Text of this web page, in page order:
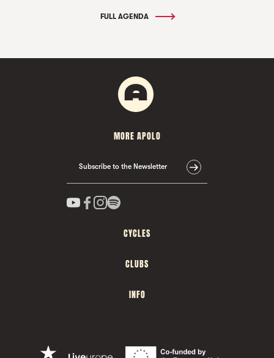
FULL AGENDA
MORE APOLO
Subscribe to the Newsletter
CYCLES
CLUBS
INFO